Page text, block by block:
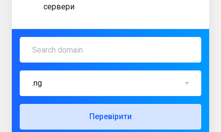
сервери
.ng
Перевірити